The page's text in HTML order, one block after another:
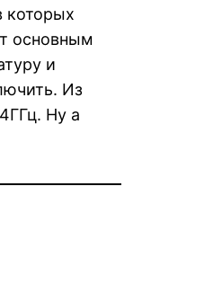
которых
основным
и
Из
Ну а